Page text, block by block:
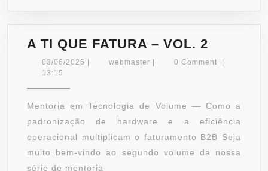
A TI QUE FATURA – VOL. 2
TI
–
VOL.
2
03/06/2026 03/06/2026
| webmaster webmaster
| 0 Comment
|
13:15
Mentoria em Tecnologia de Volume — Como a
padronização de hardware e a eficiência
operacional multiplicam o faturamento B2B Seja
muito bem-vindo ao segundo volume da nossa
série de mentoria